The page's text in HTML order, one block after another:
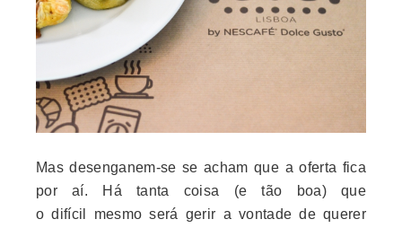
Mas desenganem-se se acham que a oferta fica
por aí. Há tanta coisa (e tão boa) que
o difícil mesmo será gerir a vontade de querer